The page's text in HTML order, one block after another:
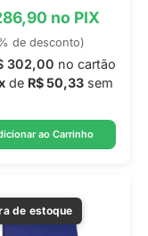
no PIX
de desconto)
302,00 no cartão
de R$ 50,33 sem
ao Carrinho
de estoque